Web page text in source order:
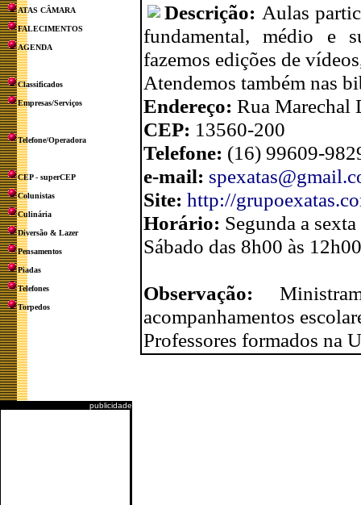
ATAS CÂMARA
FALECIMENTOS
AGENDA
Classificados
Empresas/Serviços
Telefone/Operadora
CEP - superCEP
Colunistas
Culinária
Diversão & Lazer
Pensamentos
Piadas
Telefones
Torpedos
publicidade
Descrição: Aulas
fundamental, médio e
fazemos edições de
Atendemos também nas
Endereço: Rua Marechal
CEP: 13560-200
Telefone: (16) 99609-
e-mail:
Site: http://
Horário: Segunda a
Sábado das 8h00 às 12h00
Observação:
acompanhamentos
Professores formados na